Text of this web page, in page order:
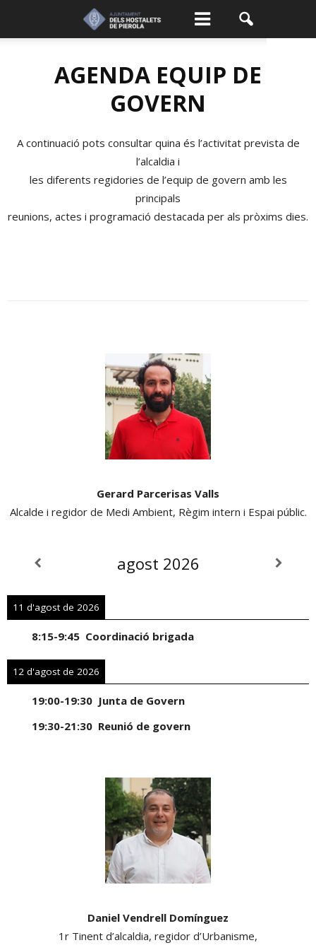
AGENDA EQUIP DE
GOVERN
A continuació pots consultar quina és l’activitat prevista de
l’alcaldia i
les diferents regidories de l’equip de govern amb les
principals
reunions, actes i programació destacada per als pròxims dies.
Gerard Parcerisas Valls
Alcalde i regidor de Medi Ambient, Règim intern i Espai públic.
agost 2026
11 d'agost de 2026
8:15-9:45 Coordinació brigada
12 d'agost de 2026
19:00-19:30 Junta de Govern
19:30-21:30 Reunió de govern
Daniel Vendrell Domínguez
1r Tinent d’alcaldia, regidor d’Urbanisme,